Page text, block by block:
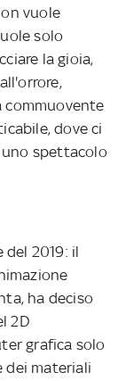
vuole
solo
la gioia,
commuovente
dove ci
uno spettacolo
del 2019: il
ha deciso
2D
grafica solo
dei materiali